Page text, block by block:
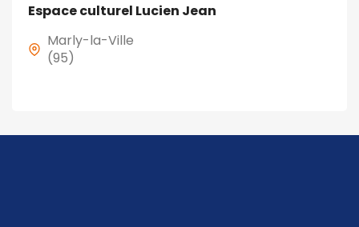
Espace culturel Lucien Jean
Marly-la-Ville
(95)